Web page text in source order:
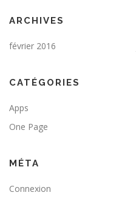
ARCHIVES
février 2016
CATÉGORIES
Apps
One Page
MÉTA
Connexion